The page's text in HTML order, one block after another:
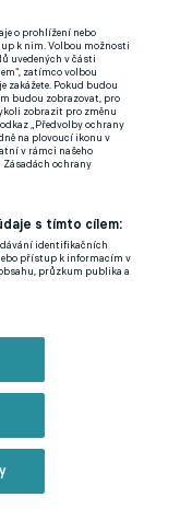
o prohlížení nebo
k nim. Volbou možnosti
uvedených v části
zatímco volbou
zakážete. Pokud budou
budou zobrazovat, pro
zobrazit pro změnu
„Předvolby ochrany
na plovoucí ikonu v
v rámci našeho
ochrany
s tímto cílem:
identifikačních
přístup k informacím v
průzkum publika a